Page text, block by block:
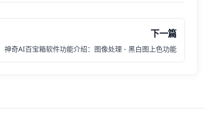
下一篇
神奇AI百宝箱软件功能介绍：图像处理 - 黑白图上色功能